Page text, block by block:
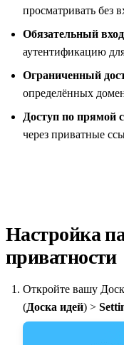
просматривать без
Обязательный вход
аутентификацию
Ограниченный
определённых
Доступ по прямой
через приватные
Настройка
приватности
Откройте вашу
(Доска идей) >